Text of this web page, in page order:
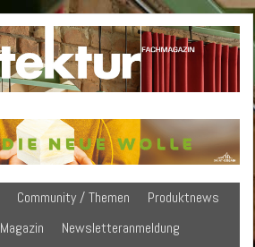
Community / Themen
Produktnews
Magazin
Newsletteranmeldung